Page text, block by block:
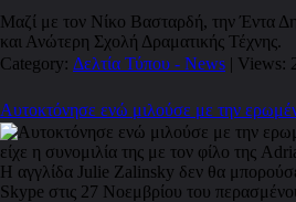
Μαζί με τον Νίκο Βασταρδή, την Έντα
και Ανώτερη Σχολή Δραματικής Τέχνης.
Category: Δελτία Τύπου - News | Views:
Αυτοκτόνησε ενώ μιλούσε με την
Η αγγλίδα Julie Zalinsky δεν θα
Skype στις 27 Νοεμβρίου του